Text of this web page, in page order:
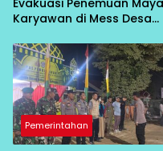
Evakuasi Penemuan
Karyawan di Mess Desa
Pemerintahan